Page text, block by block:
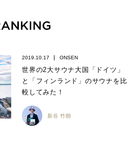
2019.10.17 ONSEN
世界の2大サウナ大国「ドイツ」
と「フィンランド」のサウナを比
較してみた！
新谷 竹朗